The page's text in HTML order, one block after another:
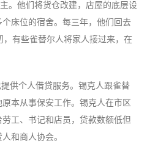
。他们将货仓改建，店屋的底层设
床位的宿舍。每三年，他们回去
有些雀替尔人将家人接过来，在
供个人借贷服务。锡克人跟雀替
本从事保安工作。锡克人在市区
工、书记和店员，贷款数额低但
和商人协会。